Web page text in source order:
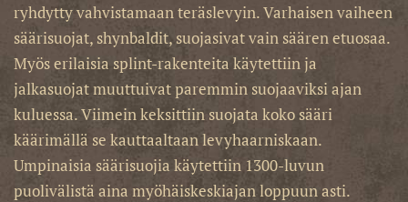
ryhdytty vahvistamaan teräslevyin. Varhaisen vaiheen
säärisuojat, shynbaldit, suojasivat vain säären etuosaa.
Myös erilaisia splint-rakenteita käytettiin ja
jalkasuojat muuttuivat paremmin suojaaviksi ajan
kuluessa. Viimein keksittiin suojata koko sääri
käärimällä se kauttaaltaan levyhaarniskaan.
Umpinaisia säärisuojia käytettiin 1300-luvun
puolivälistä aina myöhäiskeskiajan loppuun asti.